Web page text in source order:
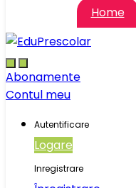
Home
Abonamente
Contul meu
Autentificare
Logare
Inregistrare